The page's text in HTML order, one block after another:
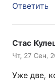
Ответить
Стас
Чт, 27 Сен,
Уже две,